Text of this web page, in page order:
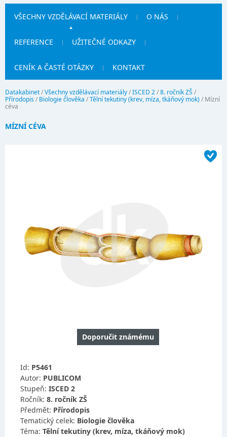
VŠECHNY VZDĚLÁVACÍ MATERIÁLY O NÁS
REFERENCE UŽITEČNÉ ODKAZY
CENÍK A ČASTÉ OTÁZKY KONTAKT
Datakabinet/Všechny vzdělávací materiály/ISCED 2/8. ročník ZŠ /
Přírodopis/ Biologie člověka /Tělní tekutiny (krev, míza, tkáňový mok)/ Mízní
céva
MÍZNÍ CÉVA
Doporučit známému
Id: P5461
Autor: PUBLICOM
Stupeň: ISCED 2
Ročník: 8. ročník ZŠ
Předmět: Přírodopis
Tematický celek: Biologie člověka
Téma: Tělní tekutiny (krev, míza, tkáňový mok)